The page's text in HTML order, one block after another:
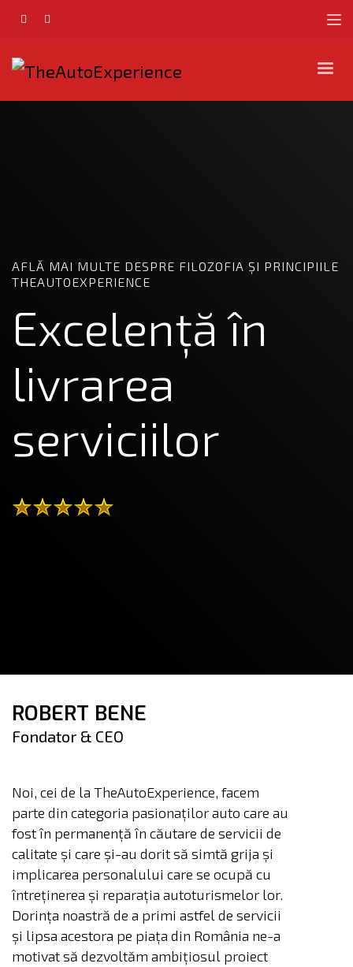
AFLĂ MAI MULTE DESPRE FILOZOFIA ȘI PRINCIPIILE
THEAUTOEXPERIENCE
Excelență în
livrarea
serviciilor
ROBERT BENE
Fondator & CEO
Noi, cei de la TheAutoExperience, facem
parte din categoria pasionaților auto care au
fost în permanență în căutare de servicii de
calitate și care și-au dorit să simtă grija și
implicarea personalului care se ocupă cu
întreținerea și reparația autoturismelor lor.
Dorința noastră de a primi astfel de servicii
și lipsa acestora pe piața din România ne-a
motivat să dezvoltăm ambițiosul proiect